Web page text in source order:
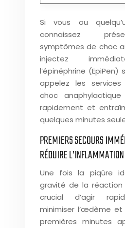
Si vous ou
connaissez
symptômes de choc
injectez
l’épinéphrine (EpiPen)
appelez les services
choc
rapidement et
quelques minutes
PREMIERS SECOURS
RÉDUIRE L’INFLAMMATION
Une fois la piqûre
gravité de la réaction
crucial d’agir
minimiser l’œdème et
premières minutes